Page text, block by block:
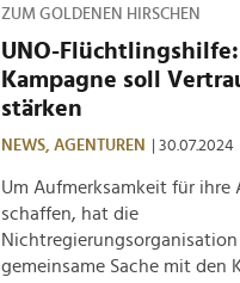
ZUM GOLDENEN HIRSCHEN
UNO-Flüchtlingshilfe:
Kampagne soll
stärken
NEWS, AGENTUREN | 30.07.2024
Um Aufmerksamkeit für ihre
schaffen, hat die
Nichtregierungsorganisation
gemeinsame Sache mit den